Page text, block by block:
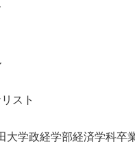
スト
大学政経学部経済学科卒